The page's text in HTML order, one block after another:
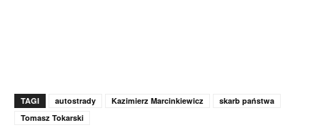
TAGI autostrady Kazimierz Marcinkiewicz
skarb państwa
Tomasz Tokarski